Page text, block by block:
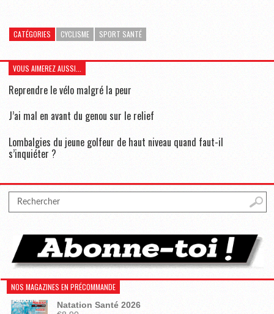
CATÉGORIES CYCLISME SPORT SANTÉ
VOUS AIMEREZ AUSSI...
Reprendre le vélo malgré la peur
J’ai mal en avant du genou sur le relief
Lombalgies du jeune golfeur de haut niveau quand faut-il
s’inquiéter ?
NOS MAGAZINES EN PRÉCOMMANDE
Natation Santé 2026